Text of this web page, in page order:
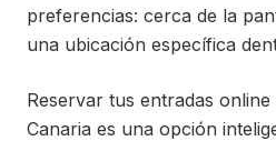
preferencias: cerca de la
una ubicación específica
Reservar tus entradas
Canaria es una opción